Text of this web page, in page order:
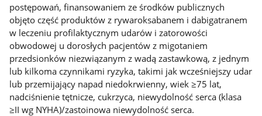
postępowań, finansowaniem ze środków publicznych
objęto część produktów z rywaroksabanem i dabigatranem
w leczeniu profilaktycznym udarów i zatorowości
obwodowej u dorosłych pacjentów z migotaniem
przedsionków niezwiązanym z wadą zastawkową, z jednym
lub kilkoma czynnikami ryzyka, takimi jak wcześniejszy udar
lub przemijający napad niedokrwienny, wiek ≥75 lat,
nadciśnienie tętnicze, cukrzyca, niewydolność serca (klasa
≥II wg NYHA)/zastoinowa niewydolność serca.